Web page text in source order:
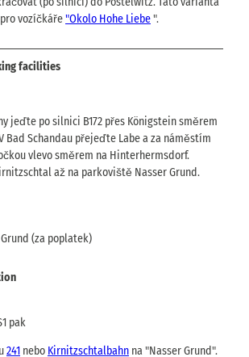
vozíčkáře"Okolo Hohe Liebe".
facilities
jeďte po silnici B172 přes Königstein směrem
Bad Schandau přejeďte Labe a za náměstím
vlevo směrem na Hinterhermsdorf.
až na parkoviště Nasser Grund.
(za poplatek)
pak
241 nebo Kirnitzschtalbahn na "Nasser Grund".